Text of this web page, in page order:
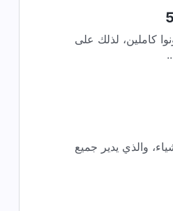
كاملين، لذلك على
الأشياء، والذي يدير جميع